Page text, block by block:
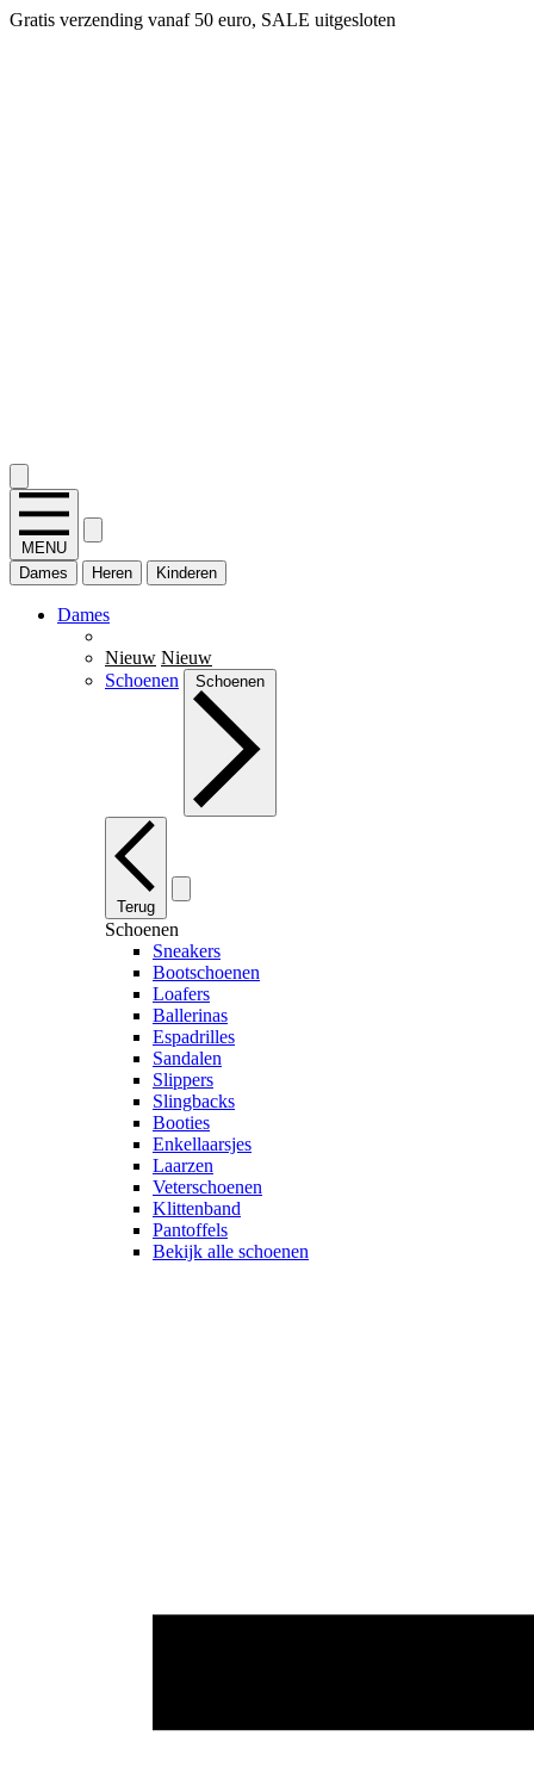
Gratis verzending vanaf 50 euro, SALE uitgesloten
MENU
Dames
Heren Kinderen
Dames
Nieuw Nieuw
Schoenen
Schoenen
Terug
Schoenen
Sneakers
Bootschoenen
Loafers
Ballerinas
Espadrilles
Sandalen
Slippers
Slingbacks
Booties
Enkellaarsjes
Laarzen
Veterschoenen
Klittenband
Pantoffels
Bekijk alle schoenen